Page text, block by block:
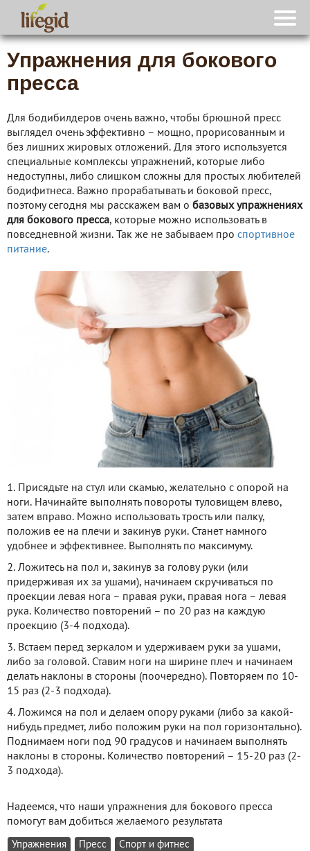
Упражнения для бокового
пресса
Для бодибилдеров очень важно, чтобы брюшной пресс
выглядел очень эффективно – мощно, прорисованным и
без лишних жировых отложений. Для этого используется
специальные комплексы упражнений, которые либо
недоступны, либо слишком сложны для простых любителей
бодифитнеса. Важно прорабатывать и боковой пресс,
поэтому сегодня мы расскажем вам о базовых упражнениях
для бокового пресса, которые можно использовать в
повседневной жизни. Так же не забываем про спортивное
питание.
1. Присядьте на стул или скамью, желательно с опорой на
ноги. Начинайте выполнять повороты туловищем влево,
затем вправо. Можно использовать трость или палку,
положив ее на плечи и закинув руки. Станет намного
удобнее и эффективнее. Выполнять по максимуму.
2. Ложитесь на пол и, закинув за голову руки (или
придерживая их за ушами), начинаем скручиваться по
проекции левая нога – правая руки, правая нога – левая
рука. Количество повторений – по 20 раз на каждую
проекцию (3-4 подхода).
3. Встаем перед зеркалом и удерживаем руки за ушами,
либо за головой. Ставим ноги на ширине плеч и начинаем
делать наклоны в стороны (поочередно). Повторяем по 10-
15 раз (2-3 подхода).
4. Ложимся на пол и делаем опору руками (либо за какой-
нибудь предмет, либо положим руки на пол горизонтально).
Поднимаем ноги под 90 градусов и начинаем выполнять
наклоны в стороны. Количество повторений – 15-20 раз (2-
3 подхода).
Надеемся, что наши упражнения для бокового пресса
помогут вам добиться желаемого результата
Упражнения Пресс Спорт и фитнес